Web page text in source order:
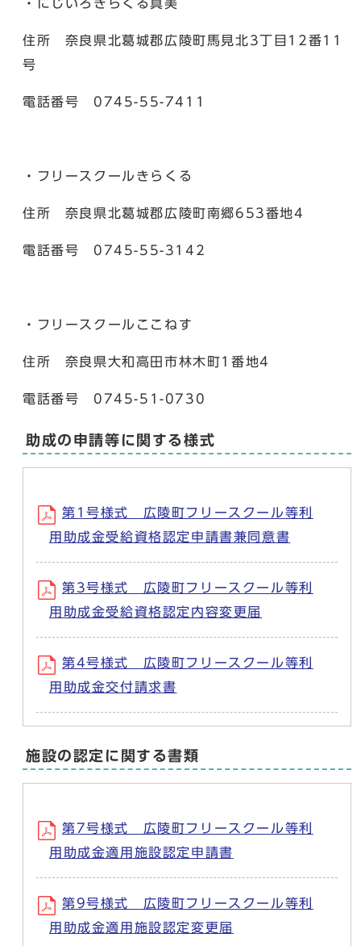
・にじいろきらくる真美
住所 奈良県北葛城郡広陵町馬見北3丁目12番11
号
電話番号 0745-55-7411
・フリースクールきらくる
住所 奈良県北葛城郡広陵町南郷653番地4
電話番号 0745-55-3142
・フリースクールここねす
住所 奈良県大和高田市林木町1番地4
電話番号 0745-51-0730
助成の申請等に関する様式
第1号様式 広陵町フリースクール等利
用助成金受給資格認定申請書兼同意書
第3号様式 広陵町フリースクール等利
用助成金受給資格認定内容変更届
第4号様式 広陵町フリースクール等利
用助成金交付請求書
施設の認定に関する書類
第7号様式 広陵町フリースクール等利
用助成金適用施設認定申請書
第9号様式 広陵町フリースクール等利
用助成金適用施設認定変更届